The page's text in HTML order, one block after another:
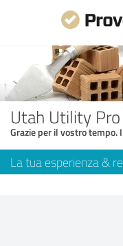
Utah Utility Pro
Grazie per il vostro
La tua esperienza &